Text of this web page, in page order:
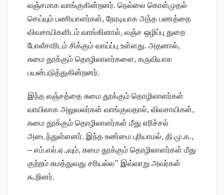
லஞ்சமாக வாங்குகின்றனர். நெல்லை கொள்முதல்
செய்யும் பணியாளர்கள், நேரடியாக அந்த பணத்தை
விவசாயிகளிடம் வாங்கினால், லஞ்ச ஒழிப்பு துறை
போலீசாரிடம் சிக்கும் வாய்ப்பு உள்ளது. அதனால்,
சுமை தூக்கும் தொழிலாளர்களை, கருவியாக
பயன்படுத்துகின்றனர்.
இந்த லஞ்சத்தை சுமை தூக்கும் தொழிலாளர்கள்
வாயிலாக அலுவலர்கள் வாங்குவதால், விவசாயிகள்,
சுமை தூக்கும் தொழிலாளர்கள் மீது எரிச்சல்
அடைந்துள்ளனர். இந்த உண்மை புரியாமல், தி.மு.க.,
– எம்.எல்.ஏ.,வும், சுமை தூக்கும் தொழிலாளர்கள் மீது
குற்றம் சுமத்துவது சரியல்ல’’ இவ்வாறு அவர்கள்
கூறினர்.